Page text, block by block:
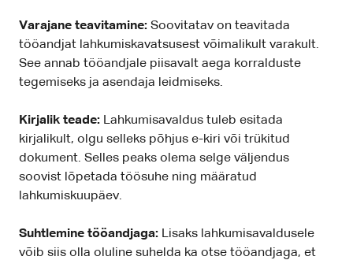
Varajane teavitamine: Soovitatav on teavitada
tööandjat lahkumiskavatsusest võimalikult varakult.
See annab tööandjale piisavalt aega korralduste
tegemiseks ja asendaja leidmiseks.
Kirjalik teade: Lahkumisavaldus tuleb esitada
kirjalikult, olgu selleks põhjus e-kiri või trükitud
dokument. Selles peaks olema selge väljendus
soovist lõpetada töösuhe ning määratud
lahkumiskuupäev.
Suhtlemine tööandjaga: Lisaks lahkumisavaldusele
võib siis olla oluline suhelda ka otse tööandjaga, et